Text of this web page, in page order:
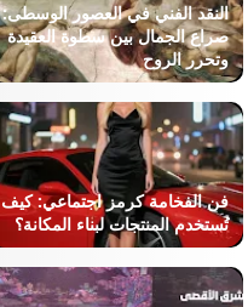
النقد الفني في العصور الوسطى:
صراع الجمال بين سطوة العقيدة
وتحرر الروح
فن الفخامة كرمز اجتماعي: كيف
تُستخدم المنتجات لبناء المكانة؟